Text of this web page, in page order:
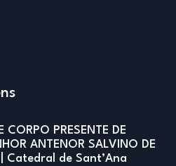
CORPO PRESENTE DE
ANTENOR SALVINO DE
| Catedral de Sant’Ana